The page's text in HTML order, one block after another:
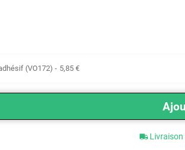
(VO172) - 5,85 €
Livraison